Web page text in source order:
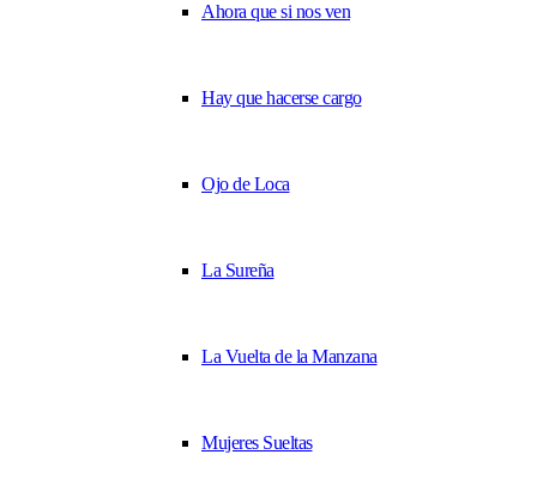
Ahora que si nos ven
Hay que hacerse cargo
Ojo de Loca
La Sureña
La Vuelta de la Manzana
Mujeres Sueltas